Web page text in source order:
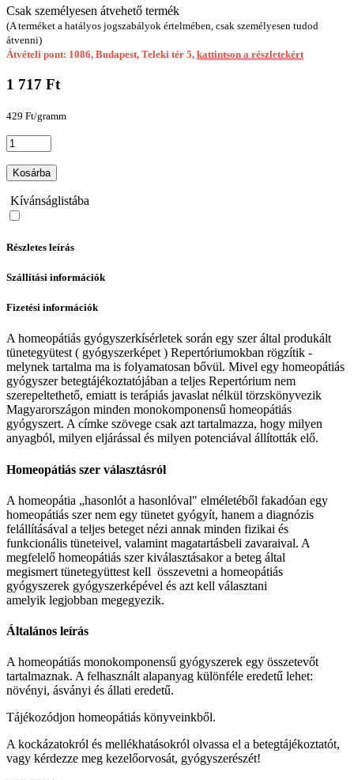
Csak személyesen átvehető termék
(A terméket a hatályos jogszabályok értelmében, csak személyesen tudod
átvenni)
Átvételi pont: 1086, Budapest, Teleki tér 5, kattintson a részletekért
1 717 Ft
429 Ft/gramm
Kosárba
Kívánságlistába
Részletes leírás
Szállítási információk
Fizetési információk
A homeopátiás gyógyszerkísérletek során egy szer által produkált
tünetegyütest ( gyógyszerképet ) Repertóriumokban rögzítik -
melynek tartalma ma is folyamatosan bővül. Mivel egy homeopátiás
gyógyszer betegtájékoztatójában a teljes Repertórium nem
szerepeltethető, emiatt is terápiás javaslat nélkül törzskönyvezik
Magyarországon minden monokomponensű homeopátiás
gyógyszert. A címke szövege csak azt tartalmazza, hogy milyen
anyagból, milyen eljárással és milyen potenciával állították elő.
Homeopátiás szer választásról
A homeopátia „hasonlót a hasonlóval" elméletéből fakadóan egy
homeopátiás szer nem egy tünetet gyógyít, hanem a diagnózis
felállításával a teljes beteget nézi annak minden fizikai és
funkcionális tüneteivel, valamint magatartásbeli zavaraival. A
megfelelő homeopátiás szer kiválasztásakor a beteg által
megismert tünetegyüttest kell összevetni a homeopátiás
gyógyszerek gyógyszerképével és azt kell választani
amelyik legjobban megegyezik.
Általános leírás
A homeopátiás monokomponensű gyógyszerek egy összetevőt
tartalmaznak. A felhasznált alapanyag különféle eredetű lehet:
növényi, ásványi és állati eredetű.
Tájékozódjon homeopátiás könyveinkből.
A kockázatokról és mellékhatásokról olvassa el a betegtájékoztatót,
vagy kérdezze meg kezelőorvosát, gyógyszerészét!